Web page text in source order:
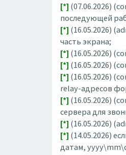
[*] (07.06.2026)
последующей
[*] (16.05.2026)
часть экрана;
[*] (16.05.2026)
[*] (16.05.2026)
[*] (16.05.2026)
relay-адресов
[*] (16.05.2026)
сервера для
[*] (16.05.2026)
[*] (14.05.2026)
датам,